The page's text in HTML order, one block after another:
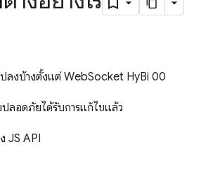
ลงบ้างตั้งแต่ WebSocket HyBi 00
ลอดภัยได้รับการแก้ไขแล้ว
JS API